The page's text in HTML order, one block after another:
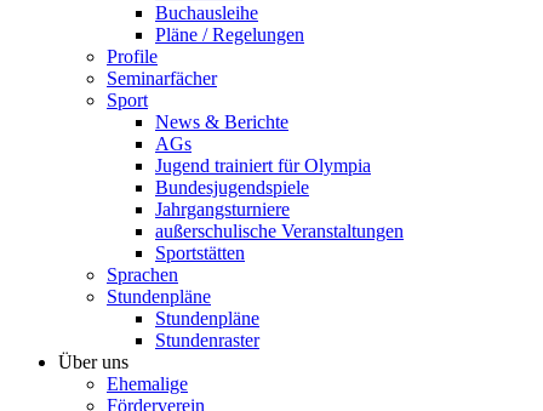
Buchausleihe
Pläne / Regelungen
Profile
Seminarfächer
Sport
News & Berichte
AGs
Jugend trainiert für Olympia
Bundesjugendspiele
Jahrgangsturniere
außerschulische Veranstaltungen
Sportstätten
Sprachen
Stundenpläne
Stundenpläne
Stundenraster
Über uns
Ehemalige
Förderverein